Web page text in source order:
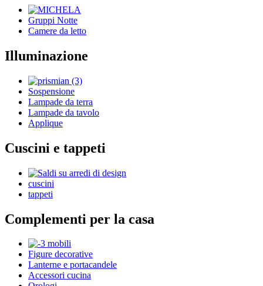
Gruppi Notte
Camere da letto
Illuminazione
Sospensione
Lampade da terra
Lampade da tavolo
Applique
Cuscini e tappeti
cuscini
tappeti
Complementi per la casa
Figure decorative
Lanterne e portacandele
Accessori cucina